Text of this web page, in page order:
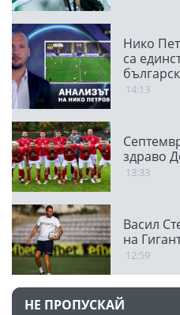
Нико
са
14:13
здраво
13:33
Васил
на
12:59
НЕ ПРОПУСКАЙ